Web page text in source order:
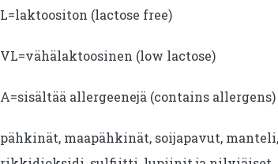
L=laktoositon (lactose free)
VL=vähälaktoosinen (low lactose)
A=sisältää allergeenejä (contains allergens)
pähkinät, maapähkinät, soijapavut,